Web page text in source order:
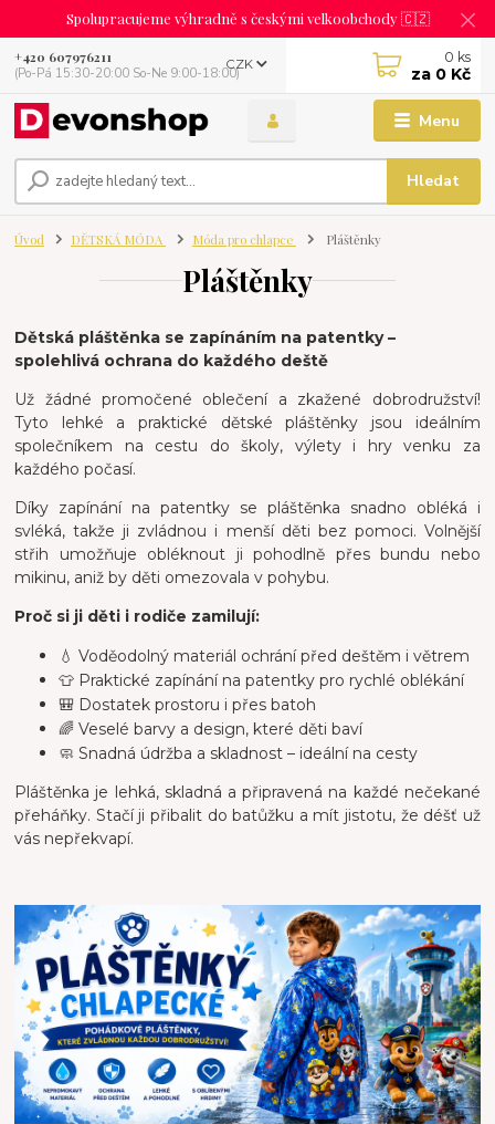
Spolupracujeme výhradně s českými velkoobchody 🇨🇿
Menu
CZK
Hledat
+420 607976211
(Po-Pá 15:30-20:00 So-Ne 9:00-18:00)
0 ks
za 0 Kč
Úvod DĚTSKÁ MÓDA Móda pro chlapce Pláštěnky
Pláštěnky
Dětská pláštěnka se zapínáním na patentky –
spolehlivá ochrana do každého deště
Už žádné promočené oblečení a zkažené dobrodružství!
Tyto lehké a praktické dětské pláštěnky jsou ideálním
společníkem na cestu do školy, výlety i hry venku za
každého počasí.
Díky zapínání na patentky se pláštěnka snadno obléká i
svléká, takže ji zvládnou i menší děti bez pomoci. Volnější
střih umožňuje obléknout ji pohodlně přes bundu nebo
mikinu, aniž by děti omezovala v pohybu.
Proč si ji děti i rodiče zamilují:
💧 Voděodolný materiál ochrání před deštěm i větrem
👕 Praktické zapínání na patentky pro rychlé oblékání
🎒 Dostatek prostoru i přes batoh
🌈 Veselé barvy a design, které děti baví
🧼 Snadná údržba a skladnost – ideální na cesty
Pláštěnka je lehká, skladná a připravená na každé nečekané
přeháňky. Stačí ji přibalit do batůžku a mít jistotu, že déšť už
vás nepřekvapí.